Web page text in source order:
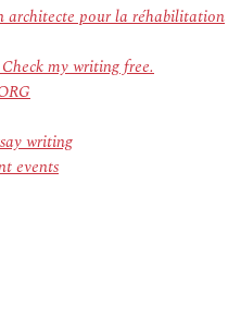
architecte pour la réhabilitation
my writing free.
writing
events